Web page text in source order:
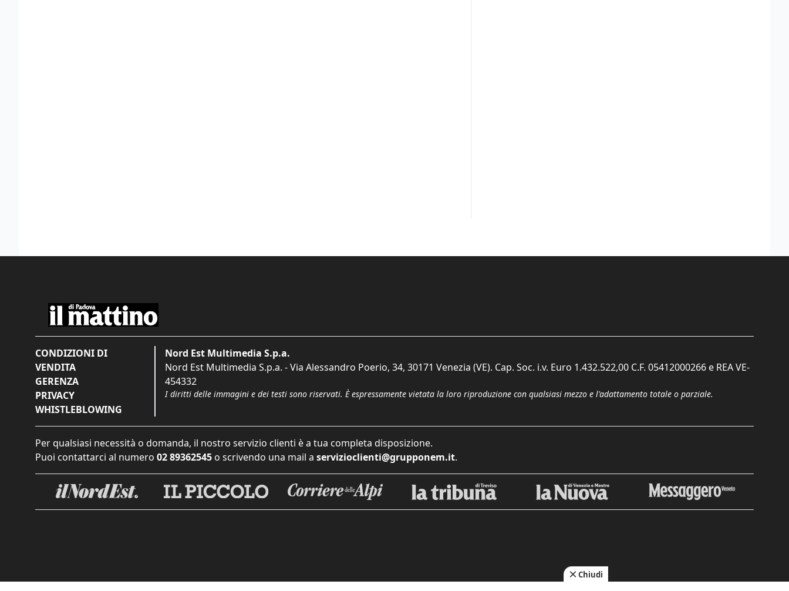
CONDIZIONI DI
VENDITA
GERENZA
PRIVACY
WHISTLEBLOWING
Nord Est Multimedia S.p.a.
Nord Est Multimedia S.p.a. - Via Alessandro Poerio, 34, 30171 Venezia (VE). Cap. Soc. i.v. Euro 1.432.522,00 C.F. 05412000266 e REA VE-
454332
I diritti delle immagini e dei testi sono riservati. È espressamente vietata la loro riproduzione con qualsiasi mezzo e l'adattamento totale o parziale.
Per qualsiasi necessità o domanda, il nostro servizio clienti è a tua completa disposizione.
Puoi contattarci al numero 02 89362545 o scrivendo una mail a servizioclienti@grupponem.it.
Chiudi